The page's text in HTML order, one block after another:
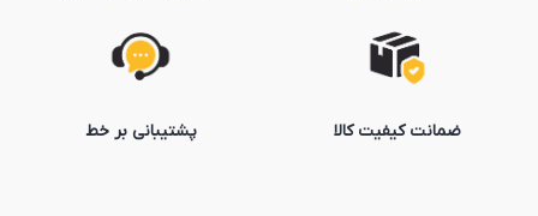
ضمانت کیفیت کالا پشتیبانی بر خط